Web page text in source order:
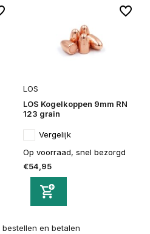
LOS
LOS Kogelkoppen 9mm RN
123 grain
Vergelijk
Op voorraad, snel bezorgd
€54,95
bestellen en betalen